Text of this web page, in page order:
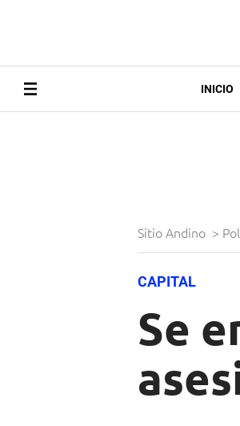
INICIO
Sitio Andino >
CAPITAL
Se